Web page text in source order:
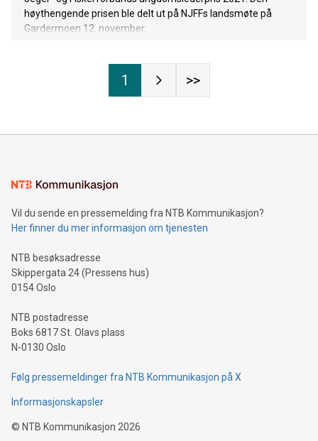
høythengende prisen ble delt ut på NJFFs landsmøte på
Gardermoen 12. november.
1 >>
Vil du sende en pressemelding fra NTB Kommunikasjon?
Her finner du mer informasjon om tjenesten
NTB besøksadresse
Skippergata 24 (Pressens hus)
0154 Oslo
NTB postadresse
Boks 6817 St. Olavs plass
N-0130 Oslo
Følg pressemeldinger fra NTB Kommunikasjon på X
Informasjonskapsler
© NTB Kommunikasjon 2026